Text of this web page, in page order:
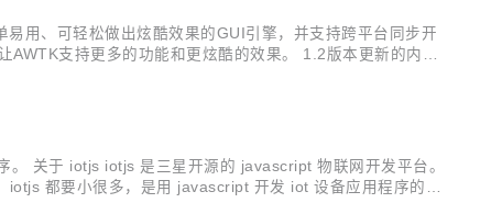
用、可轻松做出炫酷效果的GUI引擎，并支持跨平台同步开
支持更多的功能和更炫酷的效果。 1.2版本更新的内容
关于 iotjs iotjs 是三星开源的 javascript 物联网开发平台。
都要小很多，是用 javascript 开发 iot 设备应用程序的首